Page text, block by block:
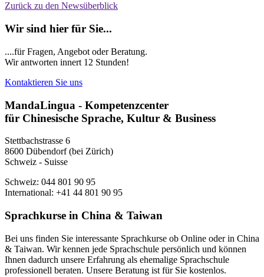
Zurück zu den Newsüberblick
Wir sind hier für Sie...
....für Fragen, Angebot oder Beratung.
Wir antworten innert 12 Stunden!
Kontaktieren Sie uns
MandaLingua - Kompetenzcenter
für Chinesische Sprache, Kultur & Business
Stettbachstrasse 6
8600 Dübendorf (bei Zürich)
Schweiz - Suisse
Schweiz: 044 801 90 95
International: +41 44 801 90 95
Sprachkurse in China & Taiwan
Bei uns finden Sie interessante Sprachkurse ob Online oder in China
& Taiwan. Wir kennen jede Sprachschule persönlich und können
Ihnen dadurch unsere Erfahrung als ehemalige Sprachschule
professionell beraten. Unsere Beratung ist für Sie kostenlos.